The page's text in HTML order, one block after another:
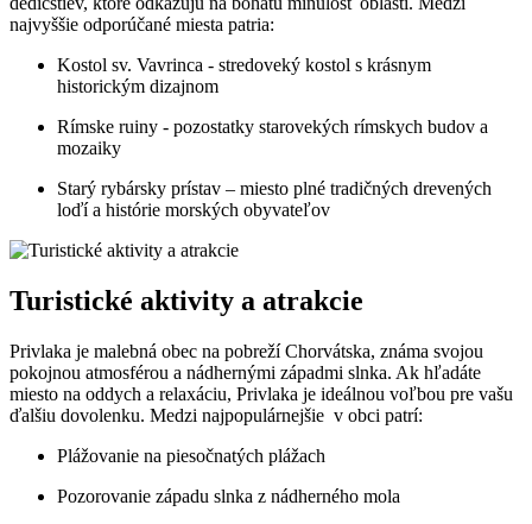
najvyššie odporúčané miesta patria:
Kostol sv. Vavrinca -‍ stredoveký kostol ‍s krásnym
historickým dizajnom
Rímske ruiny -‌ pozostatky starovekých rímskych budov a
mozaiky
Starý rybársky prístav⁢ – ⁢miesto plné tradičných ‌drevených
loďí ⁣a histórie morských obyvateľov
Turistické aktivity a atrakcie
Privlaka​ je ⁢malebná obec‍ na pobreží‍ Chorvátska, známa⁢ svojou
pokojnou atmosférou a nádhernými západmi slnka. Ak hľadáte
miesto na oddych ​a relaxáciu,⁣ Privlaka je ideálnou voľbou pre‌ vašu
ďalšiu dovolenku. Medzi najpopulárnejšie ⁣ v obci patrí:
Plážovanie na​ piesočnatých plážach
Pozorovanie západu slnka z‍ nádherného mola